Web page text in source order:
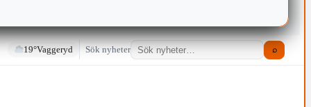
19°Vaggeryd Sök nyheter ⌕